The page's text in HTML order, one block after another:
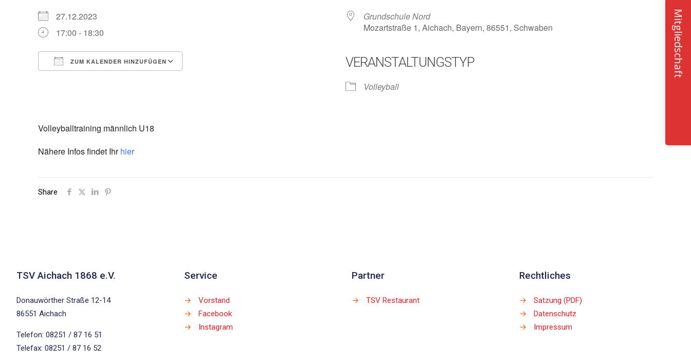
27.12.2023
17:00 - 18:30
ZUM KALENDER HINZUFÜGEN
iCalendar
Grundschule Nord
Mozartstraße 1, Aichach, Bayern, 86551, Schwaben
VERANSTALTUNGSTYP
Volleyball
Volleyballtraining männlich U18
Nähere Infos findet Ihrhier
Share
TSV Aichach 1868 e.V.
Donauwörther Straße 12-14
86551 Aichach
Telefon: 08251 / 87 16 51
Telefax: 08251 / 87 16 52
Service
→
Vorstand
→
Facebook
→
Instagram
Partner
→ TSV Restaurant
Rechtliches
→
Satzung (PDF)
→
Datenschutz
→
Impressum
Mitgliedschaft